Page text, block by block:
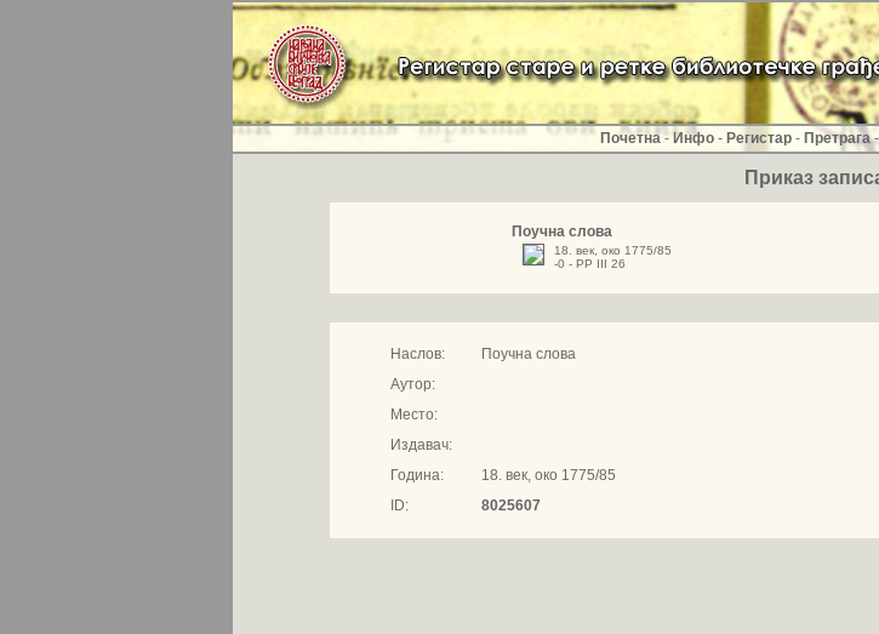
Почетна - Инфо - Регистар - Претрага
Приказ
Поучна слова
18. век, око 1775/85
-0 - РР III 26
Наслов:
Поучна слова
Аутор:
Место:
Издавач:
Година:
18. век, око 1775/85
ID:
8025607